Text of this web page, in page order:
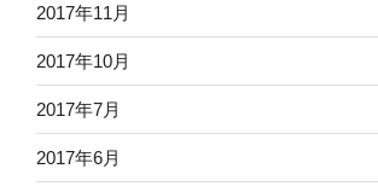
2017年11月
2017年10月
2017年7月
2017年6月